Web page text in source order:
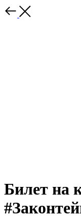
Билет на